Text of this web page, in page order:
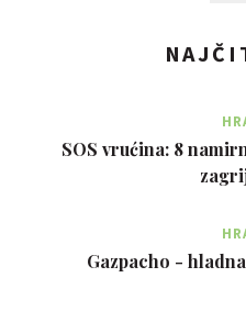
SOS vrućina: 8
Gazpacho -